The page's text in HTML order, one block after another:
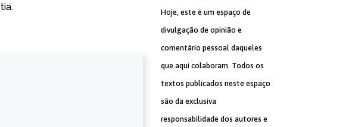
Hoje, este é um espaço de
divulgação de opinião e
comentário pessoal daqueles
que aqui colaboram. Todos os
textos publicados neste espaço
são da exclusiva
responsabilidade dos autores e